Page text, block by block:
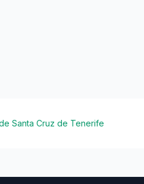
Santa Cruz de Tenerife